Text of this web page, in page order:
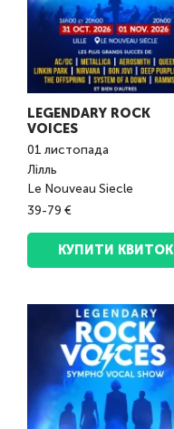
LEGENDARY ROCK
VOICES
01 листопада
Лілль
Le Nouveau Siecle
39-79 €
КУПИТИ КВИТОК